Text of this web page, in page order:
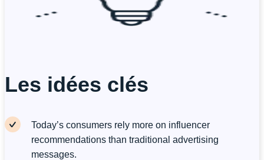
Les idées clés
Today’s consumers rely more on influencer
recommendations than traditional advertising
messages.